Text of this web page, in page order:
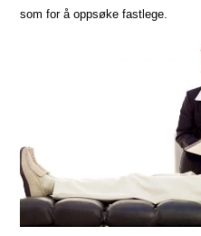
som for å oppsøke fastlege.